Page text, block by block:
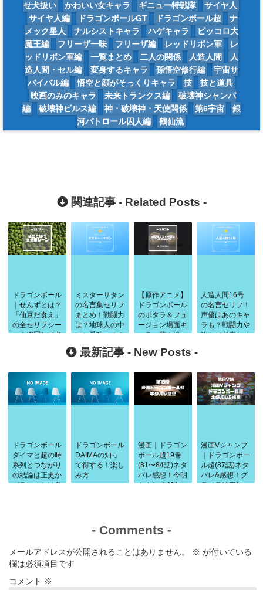
せ犬扱い
かわいい女キャラ ギニュー特戦隊
サイヤ人
サイヤ人編
ドラゴンボールGT ドラゴンボール超
ナ
メック星人
ナルシストキャラ ハゲキャラ
ピッコロ大
魔王編
フリーザ一味 フリーザ編 レッドリボン軍
レ
ッドリボン軍編
一覧まとめ 二人の関係 人造人間
人
造人間・セル編
変身するキャラ 孫悟空修行編
宇宙サ
バイバル編
悟空と顔がそっくりキャラ 技
技と道具
映画のみのキャラ
未来トランクス編
破壊神シャンパ
編
破壊神ビルス編 神・破壊神・天使関係 第6宇宙
銀
河パトロール囚人編
鶴仙流
関連記事 - Related Posts -
ドラゴンボール
｜せんずとは？
「仙豆だ食え」
の全セリフシー
ンを網羅して考
ミスターサタン
の名言集セリフ
まとめ！戦闘力
は？地球人の中
で一番強いの？
【原作アニメ】
ドラゴンボール
のポタラ＆フュ
ージョン場面キ
ャラ一覧！違い
人造人間16号
の名言セリフ！
声優はあのキャ
ラも？戦闘力や
強さの考察とそ
最新記事 - New Posts -
ドラゴンボール
ダイマと超の時
系列とつながり
の結論は正史か
パラレルかは条
ドラゴンボール
DAIMAの知っ
て得する！楽し
み方
漫画｜ドラゴン
ボール超19巻
(81〜84話)ネタ
バレ感想！今明
かされる40年
漫画Vジャンプ
｜ドラゴンボー
ル超(87話)ネタ
バレ&感想！グ
ラノラ編完結
- Comments -
メールアドレスが公開されることはありません。 ※ が付いている
欄は必須項目です
コメント ※